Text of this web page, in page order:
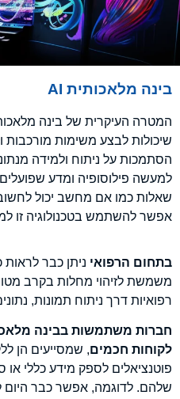
בינה מלאכותית AI
שיכולות לבצע משימות מורכבות
למעשה פילוסופיה ומדע
שאלות כמו אם מחשב יכול לחשוב
אפשר להשתמש בטכנולוגיה זו
בתחום הרפואי
משמשת לזיהוי מחלות בקרב
רפואיות דרך ניתוח תמונות,
חברות משתמשות בבינה
לקוחות חכמים, שמסייעים הן
פוטנציאלים לספק מידע כללי או
שלהם. לדוגמה, אפשר כבר היום